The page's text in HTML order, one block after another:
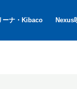
ーナ・Kibaco Nexus